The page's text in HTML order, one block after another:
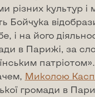
різних культур і
Бойчука
і на його
в Парижі, за
Миколою
громади в